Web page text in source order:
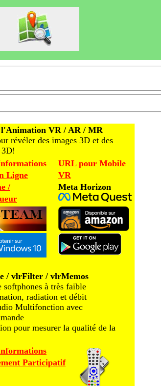
VR / AR / MR
révéler des images 3D et des
3D!
Ligne
/
URL pour Mobile
VR
Meta Horizon
/ vlrFilter / vlrMemos
softphones à très faible
radiation et débit
Multifonction avec
pour mesurer la qualité de la
Participatif